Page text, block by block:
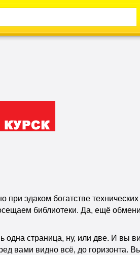
при эдаком богатстве
библиотеки. Да, ещё
страница, ну, или две. И вы
вами видно всё, до горизонта.